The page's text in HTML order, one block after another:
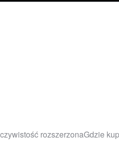
rozszerzonaGdzie